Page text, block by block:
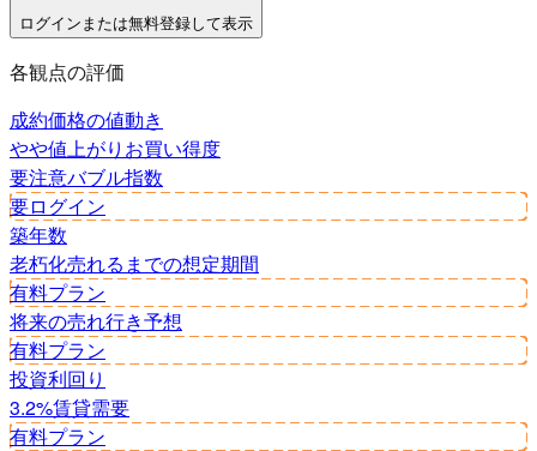
ログインまたは無料登録して表示
各観点の評価
成約価格の値動き
やや値上がり お買い得度
要注意バブル指数
要ログイン
築年数
老朽化売れるまでの想定期間
有料プラン
将来の売れ行き予想
有料プラン
投資利回り
3.2%賃貸需要
有料プラン